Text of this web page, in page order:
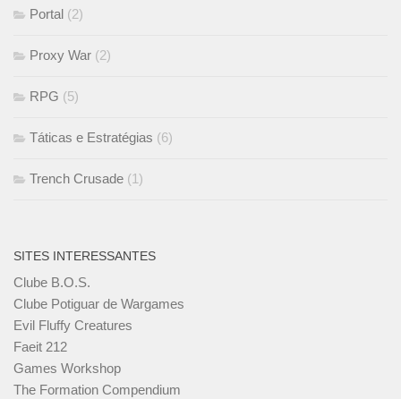
Portal (2)
Proxy War (2)
RPG (5)
Táticas e Estratégias (6)
Trench Crusade (1)
SITES INTERESSANTES
Clube B.O.S.
Clube Potiguar de Wargames
Evil Fluffy Creatures
Faeit 212
Games Workshop
The Formation Compendium